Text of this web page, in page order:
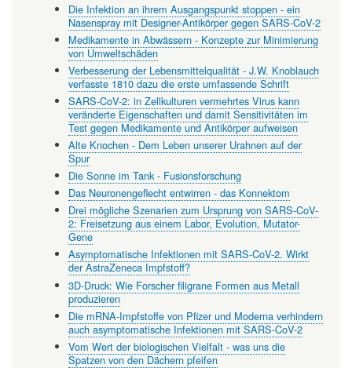
Die Infektion an ihrem Ausgangspunkt stoppen - ein
Nasenspray mit Designer-Antikörper gegen SARS-CoV-2
Medikamente in Abwässern - Konzepte zur Minimierung
von Umweltschäden
Verbesserung der Lebensmittelqualität - J.W. Knoblauch
verfasste 1810 dazu die erste umfassende Schrift
SARS-CoV-2: in Zellkulturen vermehrtes Virus kann
veränderte Eigenschaften und damit Sensitivitäten im
Test gegen Medikamente und Antikörper aufweisen
Alte Knochen - Dem Leben unserer Urahnen auf der
Spur
Die Sonne im Tank - Fusionsforschung
Das Neuronengeflecht entwirren - das Konnektom
Drei mögliche Szenarien zum Ursprung von SARS-CoV-
2: Freisetzung aus einem Labor, Evolution, Mutator-
Gene
Asymptomatische Infektionen mit SARS-CoV-2. Wirkt
der AstraZeneca Impfstoff?
3D-Druck: Wie Forscher filigrane Formen aus Metall
produzieren
Die mRNA-Impfstoffe von Pfizer und Moderna verhindern
auch asymptomatische Infektionen mit SARS-CoV-2
Vom Wert der biologischen Vielfalt - was uns die
Spatzen von den Dächern pfeifen